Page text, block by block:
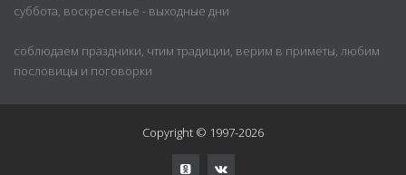
суббота, воскресенье - выходные дни
соблюдаем праздники, чтим традиции, верим в приметы, любим
пословицы и поговорки
Copyright © 1997-2026